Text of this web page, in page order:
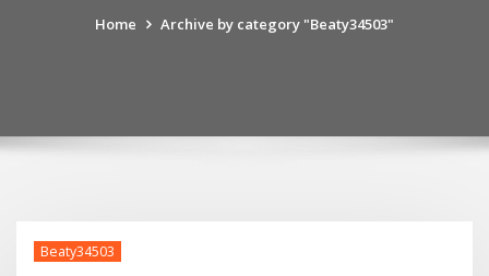
Home Archive by category "Beaty34503"
Beaty34503